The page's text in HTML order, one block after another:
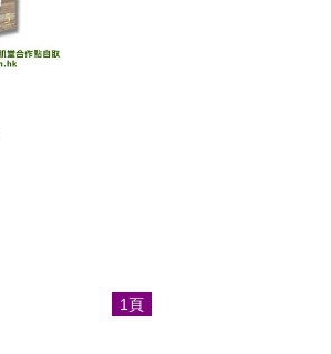
1頁